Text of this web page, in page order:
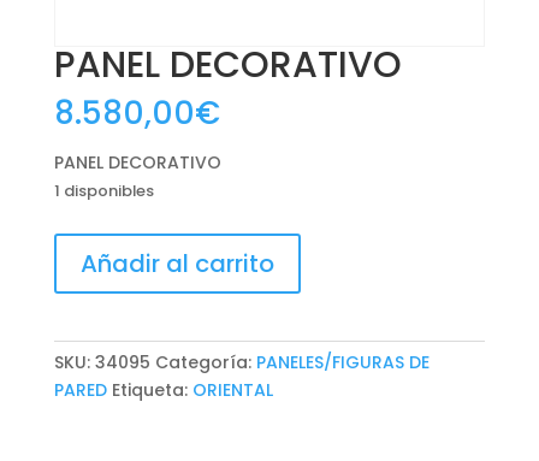
PANEL DECORATIVO
8.580,00€
PANEL DECORATIVO
1 disponibles
DECORATIVO
cantidad
Añadir al carrito
SKU: 34095 Categoría: PANELES/FIGURAS DE
PARED Etiqueta: ORIENTAL